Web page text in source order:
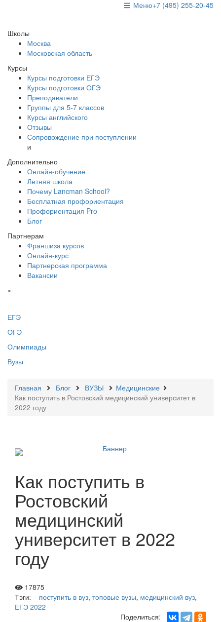
+7 (495) 255-20-45
Меню
Школы
Москва
Московская область
Курсы
Курсы подготовки ЕГЭ
Курсы подготовки ОГЭ
Преподаватели
Группы для 5-7 классов
Курсы английского
Отзывы
Сопровождение при поступлении
и
Дополнительно
Онлайн-обучение
Летняя школа
Почему Lancman School?
Бесплатная профориентация
Профориентация Pro
Блог
Партнерам
Франшиза курсов
Онлайн-курс
Партнерская программа
Вакансии
×
ЕГЭ
ОГЭ
Олимпиады
Вузы
Главная Блог ВУЗЫ
Медицинские
Как поступить в Ростовский медицинский университет в
2022 году
Как поступить в
Ростовский
медицинский
университет в 2022
году
17875
Тэги:
поступить в вуз, топовые вузы, медицинский вуз,
ЕГЭ 2022
Поделиться: